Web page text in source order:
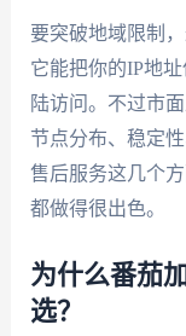
要突破地域限制
它能把你的IP地
陆访问。不过市
节点分布、稳定
售后服务这几个
都做得很出色。
为什么番茄
选？